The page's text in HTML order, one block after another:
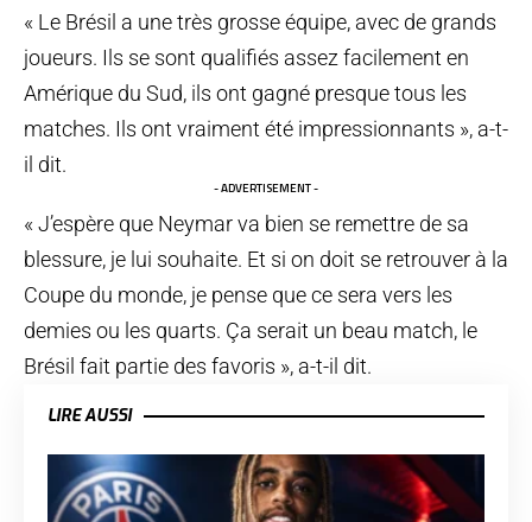
« Le Brésil a une très grosse équipe, avec de grands
joueurs. Ils se sont qualifiés assez facilement en
Amérique du Sud, ils ont gagné presque tous les
matches. Ils ont vraiment été impressionnants », a-t-
il dit.
- ADVERTISEMENT -
« J’espère que Neymar va bien se remettre de sa
blessure, je lui souhaite. Et si on doit se retrouver à la
Coupe du monde, je pense que ce sera vers les
demies ou les quarts. Ça serait un beau match, le
Brésil fait partie des favoris », a-t-il dit.
LIRE AUSSI